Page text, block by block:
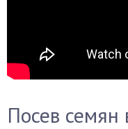
Посев семян